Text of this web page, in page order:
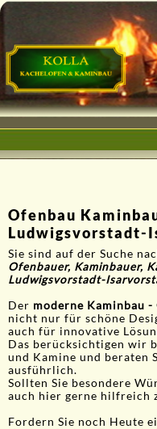
Bau & Design
Galerie
Service
Ofenbau
Ludwigsvorstadt-
Sie sind auf der Suche
Ofenbauer, Kaminbauer,
Ludwigsvorstadt-
Der moderne Kaminbau -
nicht nur für schöne
auch für innovative
Das berücksichtigen wir
und Kamine und beraten
ausführlich.
Sollten Sie besondere
auch hier gerne hilfreich
Fordern Sie noch Heute